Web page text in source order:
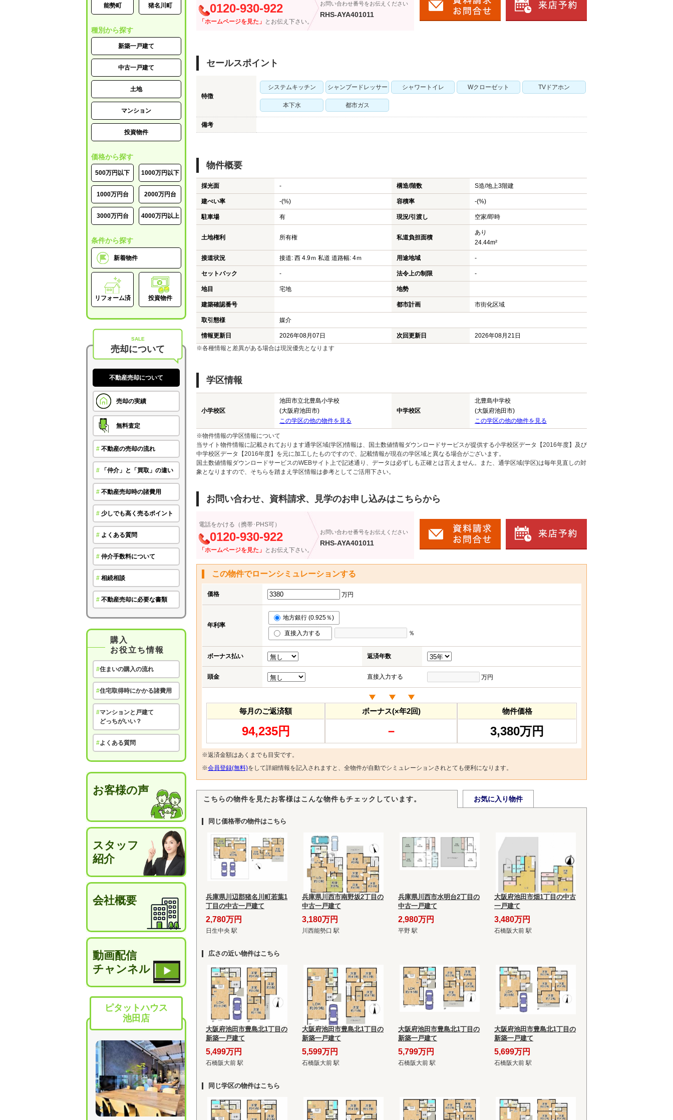
0120-930-922
「ホームページを見た」 とお伝え下さい。
お問い合わせ番号をお伝えください
RHS-AYA401011
セールスポイント
特徴
システムキッチン シャンプードレッサー シャワートイレ Wクローゼット TVドアホン
本下水 都市ガス
備考
物件概要
採光面 - 構造/階数 S造/地上3階建
建ぺい率 -(%) 容積率 -(%)
駐車場 有 現況/引渡し 空家/即時
土地権利 所有権 私道負担面積
あり
24.44m²
接道状況 接道: 西 4.9ｍ 私道 道路幅: 4ｍ 用途地域 -
セットバック - 法令上の制限 -
地目 宅地 地勢
建築確認番号 都市計画 市街化区域
取引態様 媒介
情報更新日 2026年08月07日 次回更新日
2026年08月21日
※各種情報と差異がある場合は現況優先となります
学区情報
小学校区
池田市立北豊島小学校
(大阪府池田市)
この学区の他の物件を見る
中学校区
北豊島中学校
(大阪府池田市)
この学区の他の物件を見る
※物件情報の学区情報について
当サイト物件情報に記載されております通学区域(学区)情報は、国土数値情報ダウンロードサービスが提供する小学校区データ【2016年度】及び
中学校区データ【2016年度】を元に加工したものですので、記載情報が現在の学区域と異なる場合がございます。
国土数値情報ダウンロードサービスのWEBサイト上で記述通り、データは必ずしも正確とは言えません。また、通学区域(学区)は毎年見直しの対
象となりますので、そちらを踏まえ学区情報は参考としてご活用下さい。
お問い合わせ、資料請求、見学のお申し込みはこちらから
電話をかける（携帯･PHS可）
0120-930-922
「ホームページを見た」 とお伝え下さい。
お問い合わせ番号をお伝えください
RHS-AYA401011
この物件でローンシミュレーションする
価格 万円
年利率
地方銀行 (0.925％)
直接入力する ％
ボーナス払い 返済年数
頭金 直接入力する 万円
毎月のご返済額
94,235円
ボーナス(×年2回)
－
物件価格
3,380万円
※返済金額はあくまでも目安です。
※会員登録(無料)をして詳細情報を記入されますと、全物件が自動でシミュレーションされとても便利になります。
こちらの物件を見たお客様はこんな物件もチェックしています。 お気に入り物件
同じ価格帯の物件はこちら
兵庫県川辺郡猪名川町若葉1
丁目の中古一戸建て
2,780万円
日生中央 駅
兵庫県川西市南野坂2丁目の
中古一戸建て
3,180万円
川西能勢口 駅
兵庫県川西市水明台2丁目の
中古一戸建て
2,980万円
平野 駅
大阪府池田市畑1丁目の中古
一戸建て
3,480万円
石橋阪大前 駅
広さの近い物件はこちら
大阪府池田市豊島北1丁目の
新築一戸建て
5,499万円
石橋阪大前 駅
大阪府池田市豊島北1丁目の
新築一戸建て
5,599万円
石橋阪大前 駅
大阪府池田市豊島北1丁目の
新築一戸建て
5,799万円
石橋阪大前 駅
大阪府池田市豊島北1丁目の
新築一戸建て
5,699万円
石橋阪大前 駅
同じ学区の物件はこちら
能勢町 猪名川町
種別から探す
新築一戸建て
中古一戸建て
土地
マンション
投資物件
価格から探す
500万円以下 1000万円以下
1000万円台 2000万円台
3000万円台 4000万円以上
条件から探す
新着物件
リフォーム済 投資物件
SALE
売却について
不動産売却について
売却の実績
無料査定
# 不動産の売却の流れ
# 「仲介」と「買取」の違い
# 不動産売却時の諸費用
# 少しでも高く売るポイント
# よくある質問
# 仲介手数料について
# 相続相談
# 不動産売却に必要な書類
購入
お役立ち情報
#住まいの購入の流れ
#住宅取得時にかかる諸費用
#マンションと戸建て
どっちがいい？
#よくある質問
お客様の声
スタッフ
紹介
会社概要
動画配信
チャンネル
ピタットハウス
池田店